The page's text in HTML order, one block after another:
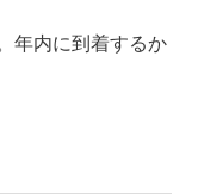
年内に到着するか